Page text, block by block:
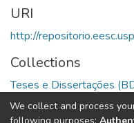
URI
http://
Collections
Teses e Dissertações
Full item page
We collect and process